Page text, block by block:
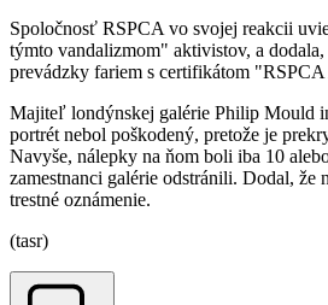
Spoločnosť RSPCA vo svojej reakcii
týmto vandalizmom" aktivistov, a
prevádzky fariem s certifikátom "RSPCA
Majiteľ londýnskej galérie Philip Mould
portrét nebol poškodený, pretože je
Navyše, nálepky na ňom boli iba 10
zamestnanci galérie odstránili. Dodal, že
trestné oznámenie.
(tasr)